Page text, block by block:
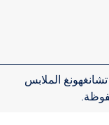
قوانغتشو تشانغهونغ الملابس